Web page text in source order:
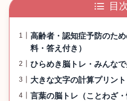
目
高齢者・認知症予防のた
料・答え付き）
ひらめき脳トレ・みんな
大きな文字の計算プリント
言葉の脳トレ（ことわざ・